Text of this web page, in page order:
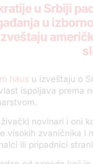
u Srbiji
u
haus u izveštaju o
ispoljava prema
novinari i oni
visokih zvaničnika i
ili pripadnici